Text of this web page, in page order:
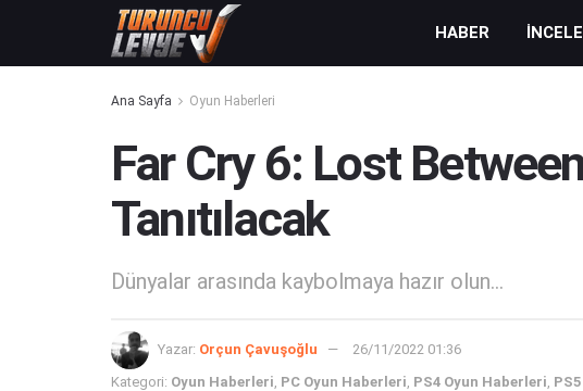
HABER
Ana Sayfa Oyun Haberleri
Far Cry 6: Lost
Tanıtılacak
Dünyalar arasında kaybolmaya hazır olun...
Yazar: Orçun Çavuşoğlu 26/11/2022 01:36
Kategori: Oyun Haberleri, PC Oyun Haberleri, PS4 Oyun Haberleri,